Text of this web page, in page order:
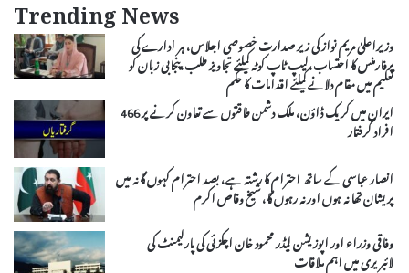
Trending News
وزیراعلیٰ مریم نواز کی زیر صدارت خصوصی اجلاس، ہر ادارے کی
پرفارمنس کا احتساب،لیپ ٹاپ کوٹہ کیلئے تجاویز طلب،پنجابی زبان کو
تعلیم میں مقام دلانے کیلئے اقدامات کا حکم
ایران میں کریک ڈاؤن، ملک دشمن طاقتوں سے تعاون کرنے پر 466
افراد گرفتار
انصار عباسی کے ساتھ احترام کا رشتہ ہے، بصد احترام کہوں گا نہ میں
پریشان تھا نہ ہوں اور نہ رہوں گا، شیخ وقاص اکرم
وفاقی وزراء اور اپوزیشن لیڈر محمود خان اچکزئی کی پارلیمنٹ کی
لائبریری میں اہم ملاقات